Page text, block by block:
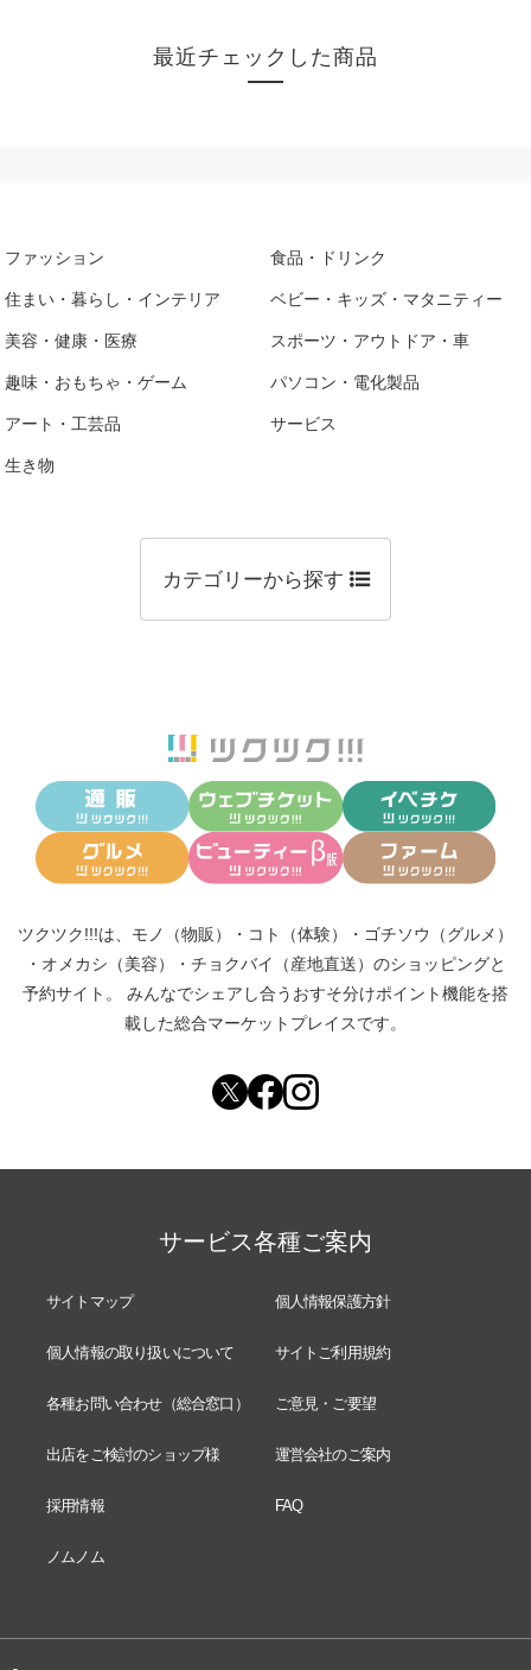
最近チェックした商品
ファッション 食品・ドリンク
住まい・暮らし・インテリア ベビー・キッズ・マタニティー
美容・健康・医療 スポーツ・アウトドア・車
趣味・おもちゃ・ゲーム パソコン・電化製品
アート・工芸品 サービス
生き物
カテゴリーから探す
ツクツク!!!は、 モノ（物販） ・ コト（体験） ・ ゴチソウ（グルメ）
・ オメカシ（美容） ・ チョクバイ（産地直送） のショッピングと
予約サイト。
みんなでシェアし合う おすそ分けポイント機能を搭
載した総合マーケットプレイスです。
サービス各種ご案内
サイトマップ 個人情報保護方針
個人情報の取り扱いについて サイトご利用規約
各種お問い合わせ（総合窓口） ご意見・ご要望
出店をご検討のショップ様 運営会社のご案内
採用情報 FAQ
ノムノム